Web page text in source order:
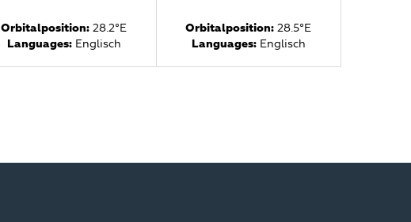
Orbitalposition: 28.2°E
Languages:Englisch
Orbitalposition: 28.5°E
Languages:Englisch